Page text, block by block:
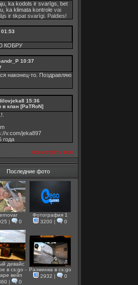
ka kodols ir svarīgs, bet
ka klimata kontrole vai
ir tikpat svarīgi. Paldies!
01:53
КОБРУ
10:37
наконец-то. Поздравляю
15:36
в клан [PaTRoN]
v.com/jeka897
годa
посмотреть все
Последние фото
| 0
Фотография 1
3200 | 0
девайс
в cs:go -
вейп
| 0
Разминка в cs:go
2932 | 0